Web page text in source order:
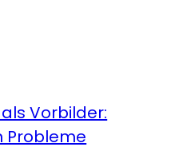
Vorbilder:
Probleme